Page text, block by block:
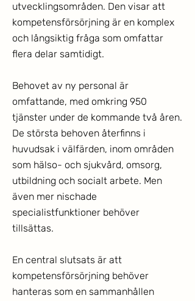
utvecklingsområden. Den visar att
kompetensförsörjning är en komplex
och långsiktig fråga som omfattar
flera delar samtidigt.
Behovet av ny personal är
omfattande, med omkring 950
tjänster under de kommande två åren.
De största behoven återfinns i
huvudsak i välfärden, inom områden
som hälso- och sjukvård, omsorg,
utbildning och socialt arbete. Men
även mer nischade
specialistfunktioner behöver
tillsättas.
En central slutsats är att
kompetensförsörjning behöver
hanteras som en sammanhållen